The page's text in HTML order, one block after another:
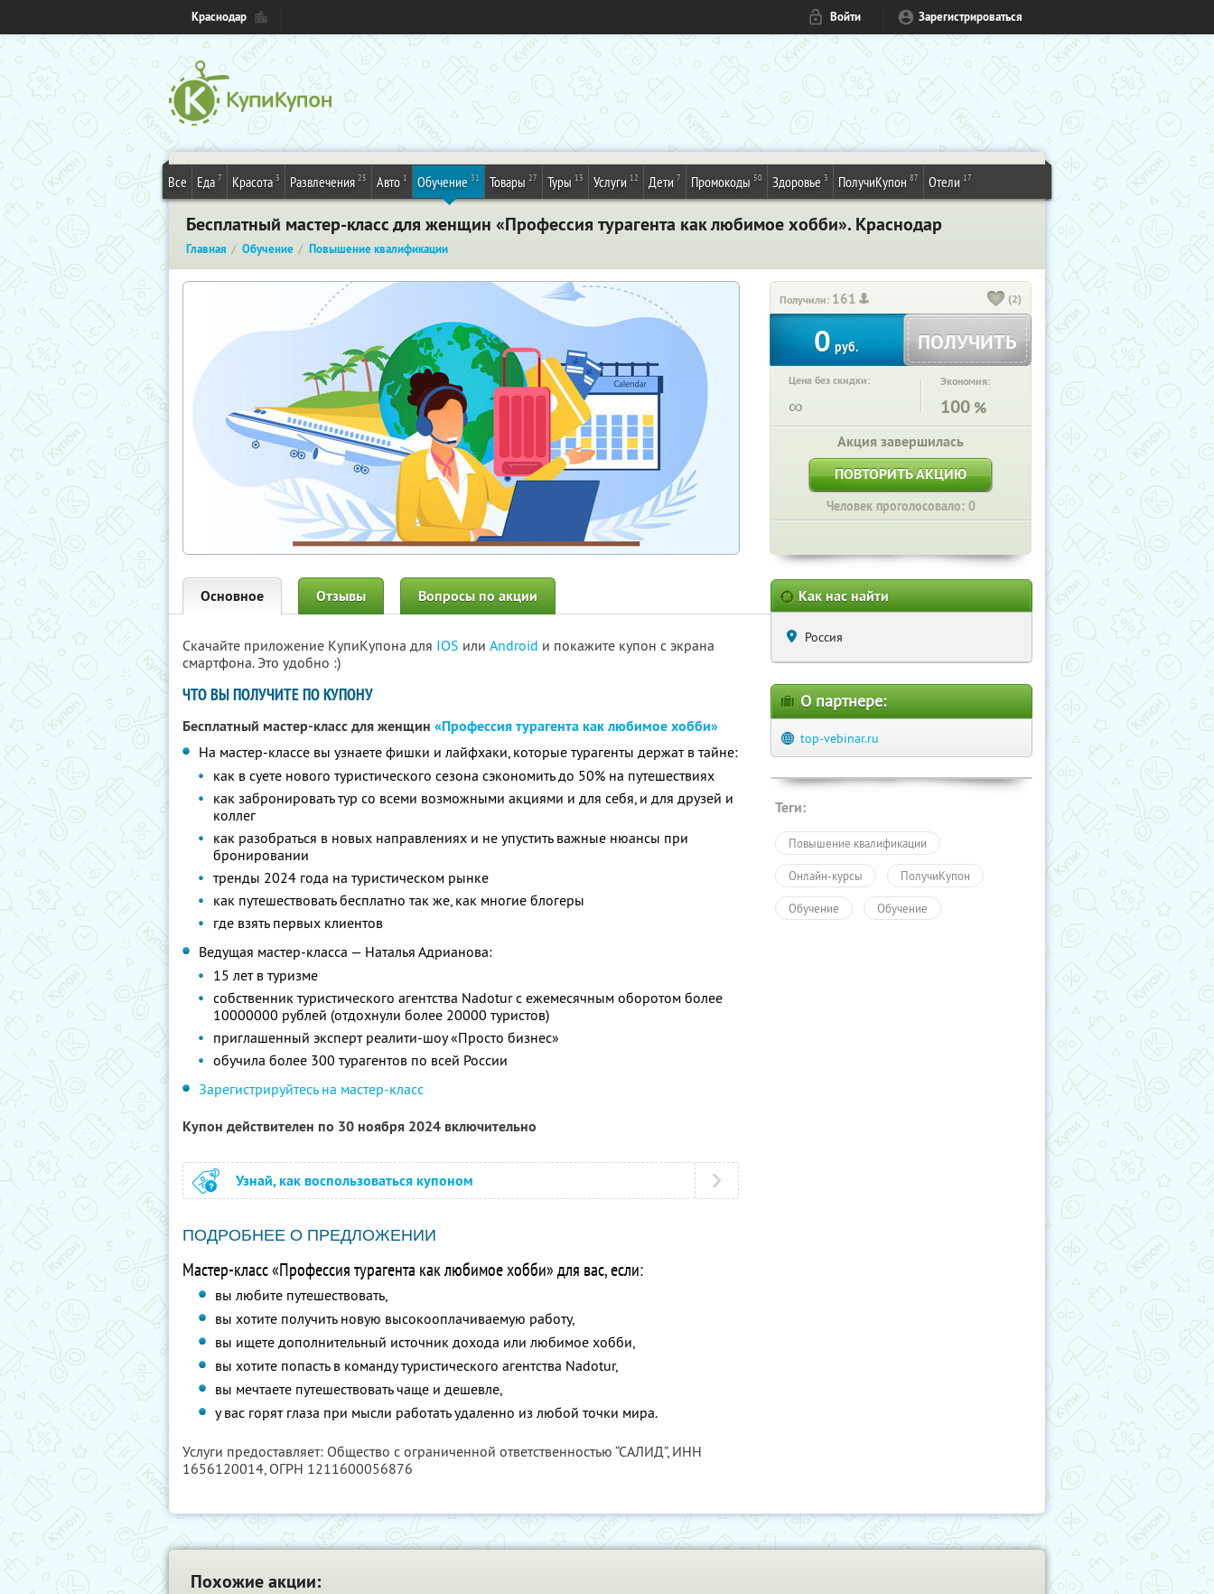
Краснодар Войти Зарегистрироваться
Все Еда 7 Красота 3 Развлечения 25 Авто 1 Обучение 31 Товары 27 Туры 13 Услуги 12 Дети 7 Промокоды 50 Здоровье 3 ПолучиКупон 87 Отели 17
Бесплатный мастер-класс для женщин «Профессия турагента как любимое хобби». Краснодар
Главная Обучение Повышение квалификации
Получили: 161 (2)
0 руб. ПОЛУЧИТЬ
Цена без скидки:
∞
Экономия:
100 %
Акция завершилась
ПОВТОРИТЬ АКЦИЮ
Человек проголосовало: 0
Основное Отзывы Вопросы по акции
Скачайте приложение КупиКупона для IOS или Android и покажите купон с экрана
смартфона. Это удобно :)
ЧТО ВЫ ПОЛУЧИТЕ ПО КУПОНУ
Бесплатный мастер-класс для женщин «Профессия турагента как любимое хобби»
На мастер-классе вы узнаете фишки и лайфхаки, которые турагенты держат в тайне:
как в суете нового туристического сезона сэкономить до 50% на путешествиях
как забронировать тур со всеми возможными акциями и для себя, и для друзей и
коллег
как разобраться в новых направлениях и не упустить важные нюансы при
бронировании
тренды 2024 года на туристическом рынке
как путешествовать бесплатно так же, как многие блогеры
где взять первых клиентов
Ведущая мастер-класса — Наталья Адрианова:
15 лет в туризме
собственник туристического агентства Nadotur с ежемесячным оборотом более
10000000 рублей (отдохнули более 20000 туристов)
приглашенный эксперт реалити-шоу «Просто бизнес»
обучила более 300 турагентов по всей России
Зарегистрируйтесь на мастер-класс
Купон действителен по 30 ноября 2024 включительно
Узнай, как воспользоваться купоном
ПОДРОБНЕЕ О ПРЕДЛОЖЕНИИ
Мастер-класс «Профессия турагента как любимое хобби» для вас, если:
вы любите путешествовать,
вы хотите получить новую высокооплачиваемую работу,
вы ищете дополнительный источник дохода или любимое хобби,
вы хотите попасть в команду туристического агентства Nadotur,
вы мечтаете путешествовать чаще и дешевле,
у вас горят глаза при мысли работать удаленно из любой точки мира.
Услуги предоставляет: Общество с ограниченной ответственностью “САЛИД”, ИНН
1656120014, ОГРН 1211600056876
Как нас найти
Россия
О партнере:
top-vebinar.ru
Теги:
Повышение квалификации
Онлайн-курсы ПолучиКупон
Обучение Обучение
Похожие акции: